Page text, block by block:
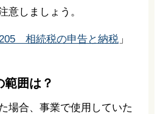
意しましょう。
相続税の申告と納税」
囲は？
場合、事業で使用していた